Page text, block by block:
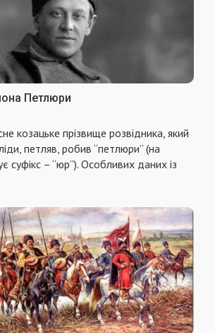
Петлюри
козацьке прізвище розвідника, який
петляв, робив “петлюри” (на
суфікс – “юр”). Особливих даних із